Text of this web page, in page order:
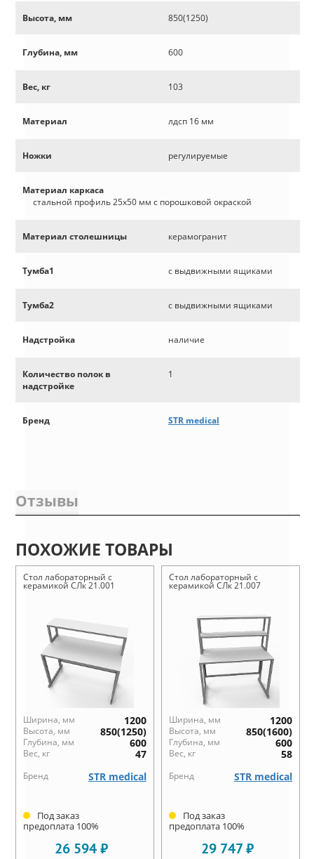
Высота, мм 850(1250)
Глубина, мм 600
Вес, кг 103
Материал лдсп 16 мм
Ножки регулируемые
Материал каркаса
стальной профиль 25х50 мм с порошковой окраской
Материал столешницы керамогранит
Тумба1 с выдвижными ящиками
Тумба2 с выдвижными ящиками
Надстройка наличие
Количество полок в
надстройке
1
Бренд STR medical
Отзывы
ПОХОЖИЕ ТОВАРЫ
Стол лабораторный с
керамикой СЛк 21.001
Ширина, мм 1200
Высота, мм 850(1250)
Глубина, мм 600
Вес, кг 47
Бренд STR medical
Под заказ
предоплата 100%
26 594 ₽
Стол лабораторный с
керамикой СЛк 21.007
Ширина, мм 1200
Высота, мм 850(1600)
Глубина, мм 600
Вес, кг 58
Бренд STR medical
Под заказ
предоплата 100%
29 747 ₽